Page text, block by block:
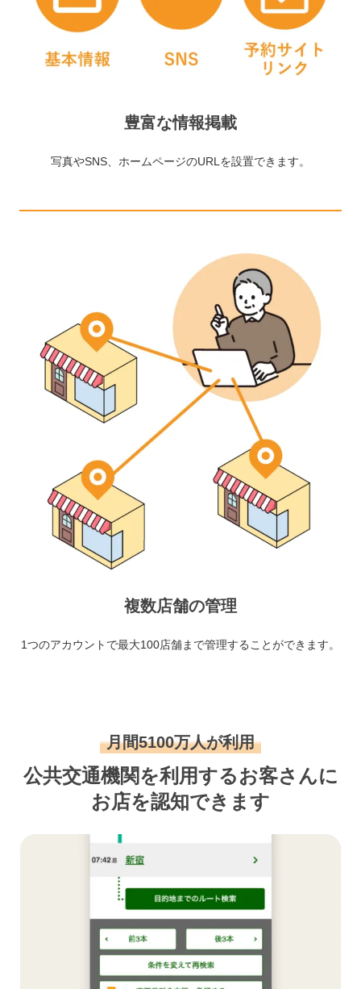
豊富な情報掲載
写真やSNS、ホームページのURLを設置できます。
複数店舗の管理
1つのアカウントで最大100店舗まで管理することができます。
月間5100万人が利用
公共交通機関を利用するお客さんに
お店を認知できます